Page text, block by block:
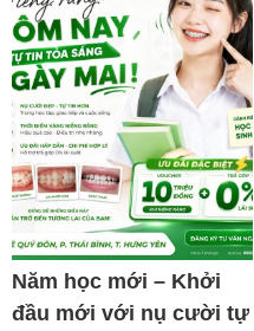
Năm học mới – Khởi
đầu mới với nụ cười tự